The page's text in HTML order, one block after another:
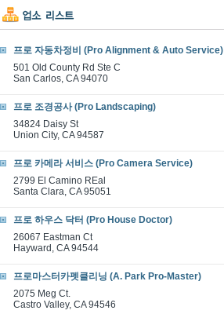
프로 자동차정비 (Pro Alignment & Auto Service)
501 Old County Rd Ste C
San Carlos, CA 94070
프로 조경공사 (Pro Landscaping)
34824 Daisy St
Union City, CA 94587
프로 카메라 서비스 (Pro Camera Service)
2799 El Camino REal
Santa Clara, CA 95051
프로 하우스 닥터 (Pro House Doctor)
26067 Eastman Ct
Hayward, CA 94544
프로마스터카펫클리닝 (A. Park Pro-Master)
2075 Meg Ct.
Castro Valley, CA 94546